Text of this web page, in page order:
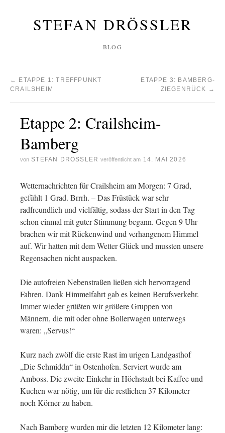
STEFAN DRÖSSLER
BLOG
←
ETAPPE 1: TREFFPUNKT
CRAILSHEIM
ETAPPE 3: BAMBERG-
ZIEGENRÜCK →
Etappe 2: Crailsheim-
Bamberg
von STEFAN DRÖSSLER veröffentlicht am 14. MAI 2026
Wetternachrichten für Crailsheim am Morgen: 7 Grad,
gefühlt 1 Grad. Brrrh. – Das Früstück war sehr
radfreundlich und vielfältig, sodass der Start in den Tag
schon einmal mit guter Stimmung begann. Gegen 9 Uhr
brachen wir mit Rückenwind und verhangenem Himmel
auf. Wir hatten mit dem Wetter Glück und mussten unsere
Regensachen nicht auspacken.
Die autofreien Nebenstraßen ließen sich hervorragend
Fahren. Dank Himmelfahrt gab es keinen Berufsverkehr.
Immer wieder grüßten wir größere Gruppen von
Männern, die mit oder ohne Bollerwagen unterwegs
waren: „Servus!“
Kurz nach zwölf die erste Rast im urigen Landgasthof
„Die Schmiddn“ in Ostenhofen. Serviert wurde am
Amboss. Die zweite Einkehr in Höchstadt bei Kaffee und
Kuchen war nötig, um für die restlichen 37 Kilometer
noch Körner zu haben.
Nach Bamberg wurden mir die letzten 12 Kilometer lang: